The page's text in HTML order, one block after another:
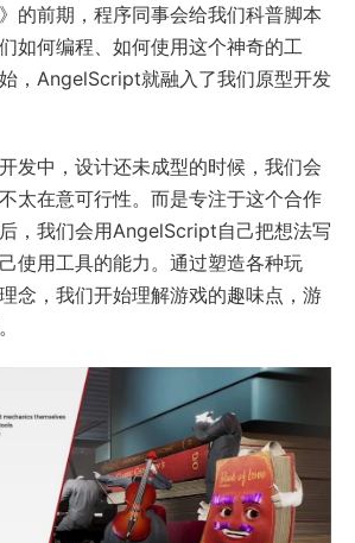
的前期，程序同事会给我们科普脚本
如何编程、如何使用这个神奇的工
，AngelScript就融入了我们原型开发
发中，设计还未成型的时候，我们会
太在意可行性。而是专注于这个合作
，我们会用AngelScript自己把想法写
使用工具的能力。通过塑造各种玩
念，我们开始理解游戏的趣味点，游